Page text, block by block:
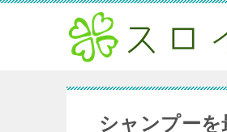
シャンプーを